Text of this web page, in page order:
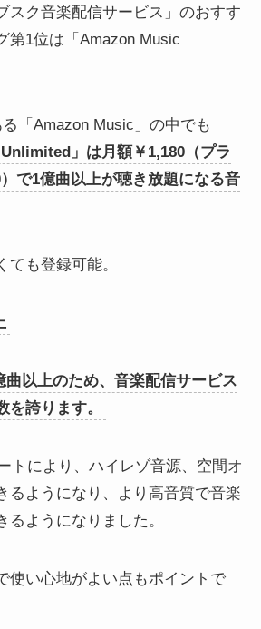
スク音楽配信サービス」のおすす
第1位は「Amazon Music
「Amazon Music」の中でも
」は月額￥1,180（プラ
で1億曲以上が聴き放題になる音
ても登録可能。
曲以上のため、音楽配信サービス
誇ります。
トにより、ハイレゾ音源、空間オ
るようになり、より高音質で音楽
るようになりました。
使い心地がよい点もポイントで